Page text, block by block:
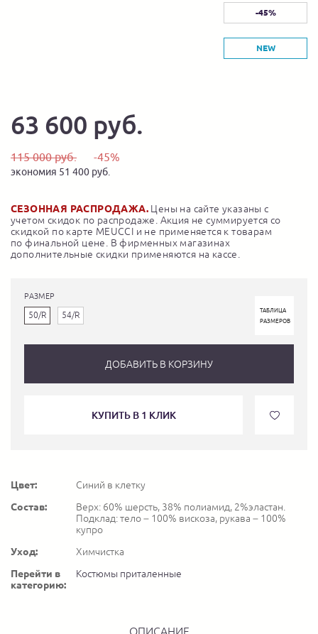
-45%
NEW
63 600 руб.
115 000 руб. -45%
экономия 51 400 руб.
СЕЗОННАЯ РАСПРОДАЖА. Цены на сайте указаны с
учетом скидок по распродаже. Акция не суммируется со
скидкой по карте MEUCCI и не применяется к товарам
по финальной цене. В фирменных магазинах
дополнительные скидки применяются на кассе.
РАЗМЕР
50/R 54/R
ТАБЛИЦА
РАЗМЕРОВ
ДОБАВИТЬ В КОРЗИНУ
КУПИТЬ В 1 КЛИК
Цвет:
Синий в клетку
Состав:
Верх: 60% шерсть, 38% полиамид, 2%эластан.
Подклад: тело – 100% вискоза, рукава – 100%
купро
Уход:
Химчистка
Перейти в
категорию:
Костюмы приталенные
ОПИСАНИЕ